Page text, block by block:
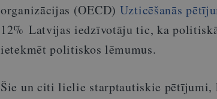
organizācijas (OECD) Uzticēšanās
12% Latvijas iedzīvotāju tic, ka
ietekmēt politiskos lēmumus.
Šie un citi lielie starptautiskie